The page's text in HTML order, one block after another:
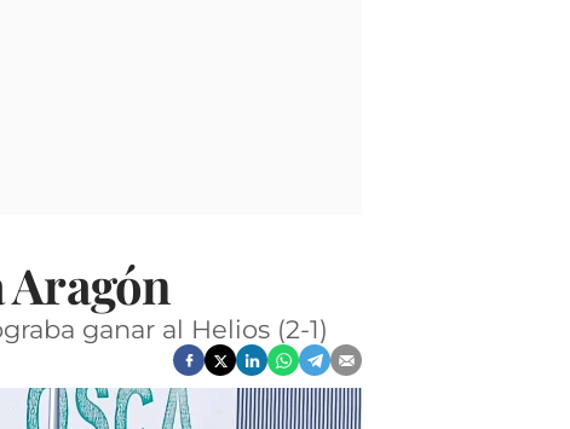
Aragón
ganar al Helios (2-1)